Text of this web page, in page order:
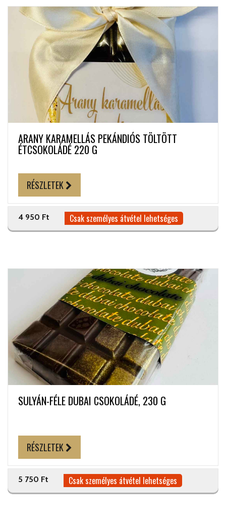
ARANY KARAMELLÁS PEKÁNDIÓS TÖLTÖTT
ÉTCSOKOLÁDÉ 220 G
RÉSZLETEK
4 950 Ft Csak személyes átvétel lehetséges
SULYÁN-FÉLE DUBAI CSOKOLÁDÉ, 230 G
RÉSZLETEK
5 750 Ft Csak személyes átvétel lehetséges